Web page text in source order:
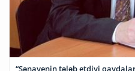
“Sənayenin tələb etdiyi